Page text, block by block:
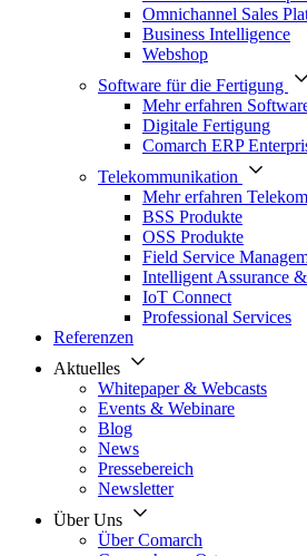
Omnichannel Sales
Business Intelligence
Webshop
Software für die Fertigung
Mehr erfahren
Digitale Fertigung
Comarch ERP
Telekommunikation
Mehr erfahren
BSS Produkte
OSS Produkte
Field Service
Intelligent Assurance
IoT Connect
Professional Services
Referenzen
Aktuelles
Whitepaper & Webcasts
Events & Webinare
Blog
News
Pressebereich
Newsletter
Über Uns
Über Comarch